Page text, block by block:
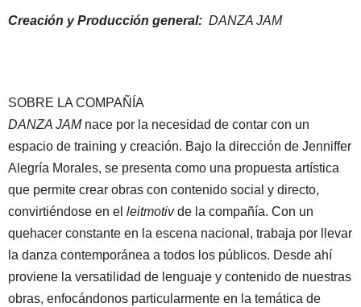
Creación y Producción general: DANZA JAM
SOBRE LA COMPAÑÍA
DANZA JAM nace por la necesidad de contar con un
espacio de training y creación. Bajo la dirección de Jenniffer
Alegría Morales, se presenta como una propuesta artística
que permite crear obras con contenido social y directo,
convirtiéndose en el leitmotivde la compañía. Con un
quehacer constante en la escena nacional, trabaja por llevar
la danza contemporánea a todos los públicos. Desde ahí
proviene la versatilidad de lenguaje y contenido de nuestras
obras, enfocándonos particularmente en la temática de